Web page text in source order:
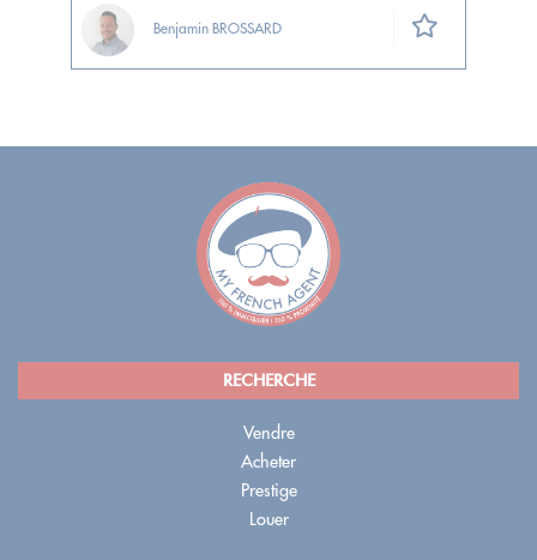
Benjamin BROSSARD
RECHERCHE
Vendre
Acheter
Prestige
Louer